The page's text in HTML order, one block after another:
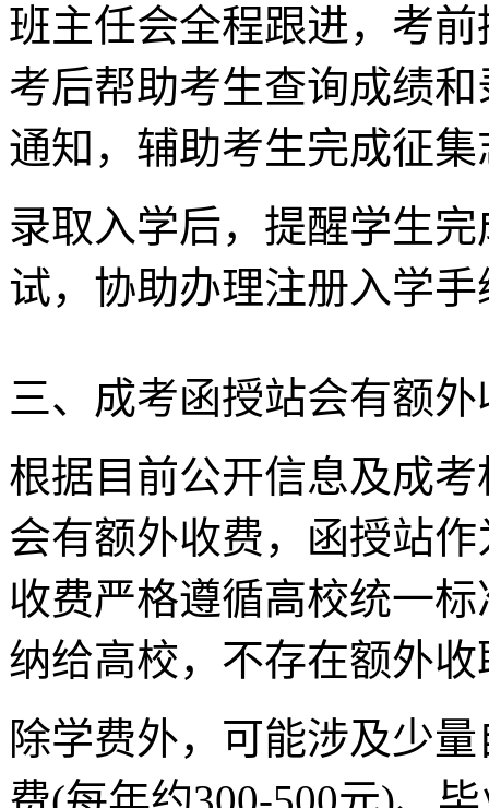
班主任会全程跟进，考
考后帮助考生查询成绩
通知，辅助考生完成征
录取入学后，提醒学生
试，协助办理注册入学
三、成考函授站会有额外
根据目前公开信息及成
会有额外收费，函授站
收费严格遵循高校统一
纳给高校，不存在额外
除学费外，可能涉及少